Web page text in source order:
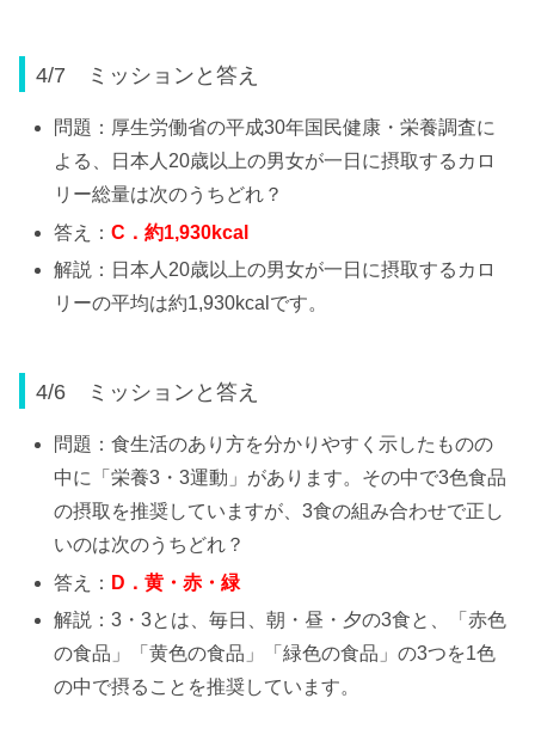
4/7 ミッションと答え
問題：厚生労働省の平成30年国民健康・栄養調査に
よる、日本人20歳以上の男女が一日に摂取するカロ
リー総量は次のうちどれ？
答え：C ．約1,930kcal
解説：日本人20歳以上の男女が一日に摂取するカロ
リーの平均は約1,930kcalです。
4/6 ミッションと答え
問題：食生活のあり方を分かりやすく示したものの
中に「栄養3・3運動」があります。その中で3色食品
の摂取を推奨していますが、3食の組み合わせで正し
いのは次のうちどれ？
答え： D ．黄・赤・緑
解説：3・3とは、毎日、朝・昼・夕の3食と、「赤色
の食品」「黄色の食品」「緑色の食品」の3つを1色
の中で摂ることを推奨しています。